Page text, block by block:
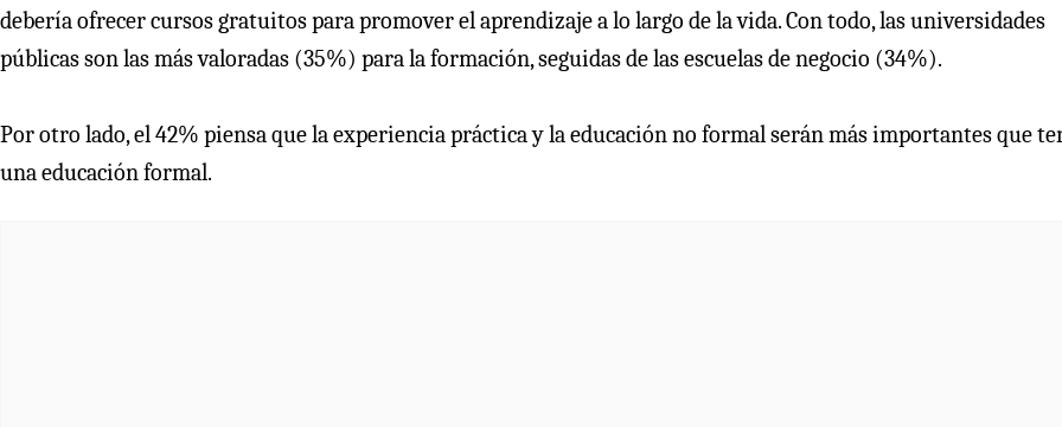
debería ofrecer cursos gratuitos para promover el aprendizaje a lo largo de la vida. Con todo, las universidades
públicas son las más valoradas (35%) para la formación, seguidas de las escuelas de negocio (34%).
Por otro lado, el 42% piensa que la experiencia práctica y la educación no formal serán más importantes que
una educación formal.